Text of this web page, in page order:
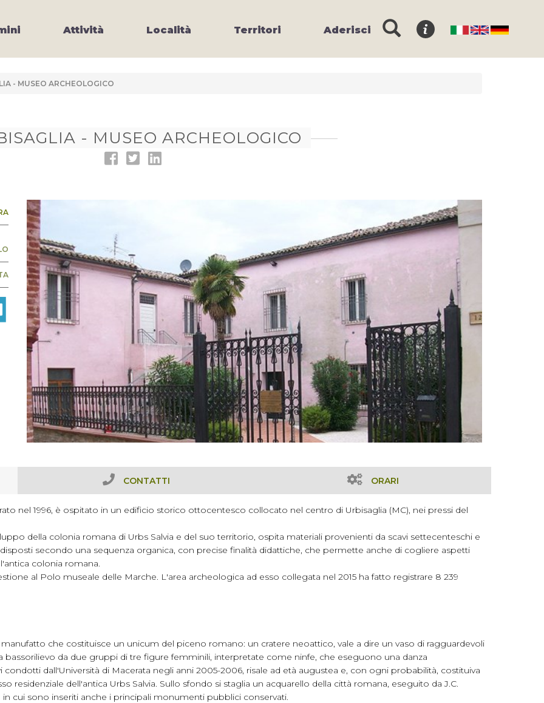
Attività Località Territori Aderisci
- MUSEO ARCHEOLOGICO
- MUSEO ARCHEOLOGICO
CONTATTI ORARI
nel 1996, è ospitato in un edificio storico ottocentesco collocato nel centro di Urbisaglia (MC), nei pressi del
della colonia romana di Urbs Salvia e del suo territorio, ospita materiali provenienti da scavi settecenteschi e
secondo una sequenza organica, con precise finalità didattiche, che permette anche di cogliere aspetti
colonia romana.
al Polo museale delle Marche. L'area archeologica ad esso collegata nel 2015 ha fatto registrare 8 239
che costituisce un unicum del piceno romano: un cratere neoattico, vale a dire un vaso di ragguardevoli
da due gruppi di tre figure femminili, interpretate come ninfe, che eseguono una danza
condotti dall'Università di Macerata negli anni 2005-2006, risale ad età augustea e, con ogni probabilità, costituiva
dell'antica Urbs Salvia. Sullo sfondo si staglia un acquarello della città romana, eseguito da J.C.
cui sono inseriti anche i principali monumenti pubblici conservati.